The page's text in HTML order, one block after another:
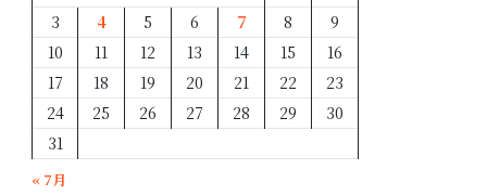
3
4 5 6 7 8
9
10
11 12 13 14 15
16
17
18 19 20 21 22
23
24
25 26 27 28 29
30
31
« 7月